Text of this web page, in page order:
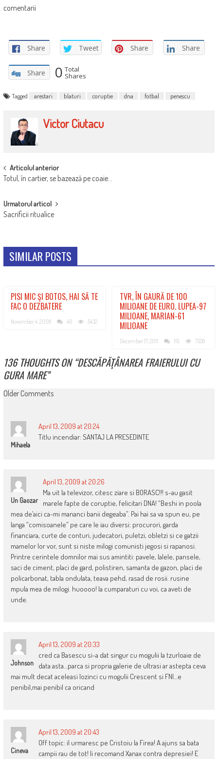
comentarii
Share Tweet Share Share
Share 0 Total
Shares
Tagged arestari blaturi coruptie dna fotbal penescu
Victor Ciutacu
POST
NAVIGATION
Articolul anterior
Totul, în cartier, se bazează pe coaie…
Urmatorul articol
Sacrificii ritualice
SIMILAR POSTS
PISI MIC ŞI BOTOS, HAI SĂ TE
FAC O DEZBATERE
November 4, 2008 46 5432
TVR, ÎN GAURĂ DE 100
MILIOANE DE EURO. LUPEA-97
MILIOANE, MARIAN-61
MILIOANE
December 17, 2011 119 7558
136 THOUGHTS ON “DESCĂPĂŢÂNAREA FRAIERULUI CU
GURA MARE”
COMMENT
Older Comments
Mihaela
April 13, 2009 at 20:24
Titlu incendiar: SANTAJ LA PRESEDINTE
Un Gaozar
April 13, 2009 at 20:26
Ma uit la televizor, citesc ziare si BORASC!!! s-au gasit
marele fapte de coruptie, felicitari DNA! “Beshi in poola
mea de’aici ca-mi mananci banii degeaba”. Pai hai sa va spun eu, pe
langa “comisoanele” pe care le iau diversi: procurori, garda
financiara, curte de conturi, judecatori, puletzi, obletzi si ce gatzii
mamelor lor vor, sunt si niste milogi comunisti jegosi si rapanosi.
Printre cerintele domnilor mai sus amintiti: pavele, lalele, pansele,
saci de ciment, placi de gard, polistiren, samanta de gazon, placi de
policarbonat, tabla ondulata, teava pehd, rasad de rosii. rusine
mpula mea de milogi. huoooo! la cumparaturi cu voi, ca aveti de
unde.
Johnson
April 13, 2009 at 20:33
cred ca Basescu si-a dat singur cu mogulii la tzurloaie de
data asta…parca si propria galerie de ultrasi ar astepta ceva
mai mult decat aceleasi lozinci cu mogulii Crescent si FNI…e
penibil,mai penibil ca oricand
Cineva
April 13, 2009 at 20:43
Off topic: il urmaresc pe Cristoiu la Firea! A ajuns sa bata
campii rau de tot! Ii recomand Xanax contra depresiei! E